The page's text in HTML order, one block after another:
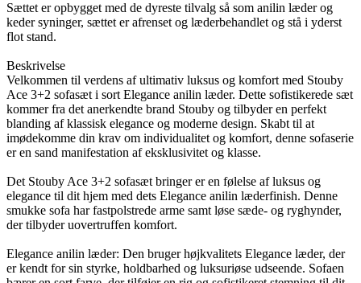
Sættet er opbygget med de dyreste tilvalg så som anilin læder og
keder syninger, sættet er afrenset og læderbehandlet og stå i yderst
flot stand.
Beskrivelse
Velkommen til verdens af ultimativ luksus og komfort med Stouby
Ace 3+2 sofasæt i sort Elegance anilin læder. Dette sofistikerede sæt
kommer fra det anerkendte brand Stouby og tilbyder en perfekt
blanding af klassisk elegance og moderne design. Skabt til at
imødekomme din krav om individualitet og komfort, denne sofaserie
er en sand manifestation af eksklusivitet og klasse.
Det Stouby Ace 3+2 sofasæt bringer er en følelse af luksus og
elegance til dit hjem med dets Elegance anilin læderfinish. Denne
smukke sofa har fastpolstrede arme samt løse sæde- og ryghynder,
der tilbyder uovertruffen komfort.
Elegance anilin læder: Den bruger højkvalitets Elegance læder, der
er kendt for sin styrke, holdbarhed og luksuriøse udseende. Sofaen